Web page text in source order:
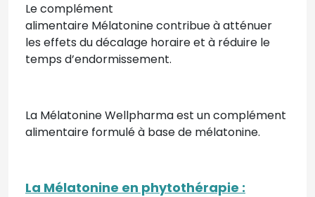
Le complément
alimentaire Mélatonine contribue à atténuer
les effets du décalage horaire et à réduire le
temps d’endormissement.
La Mélatonine Wellpharma est un complément
alimentaire formulé à base de mélatonine.
La Mélatonine en phytothérapie :